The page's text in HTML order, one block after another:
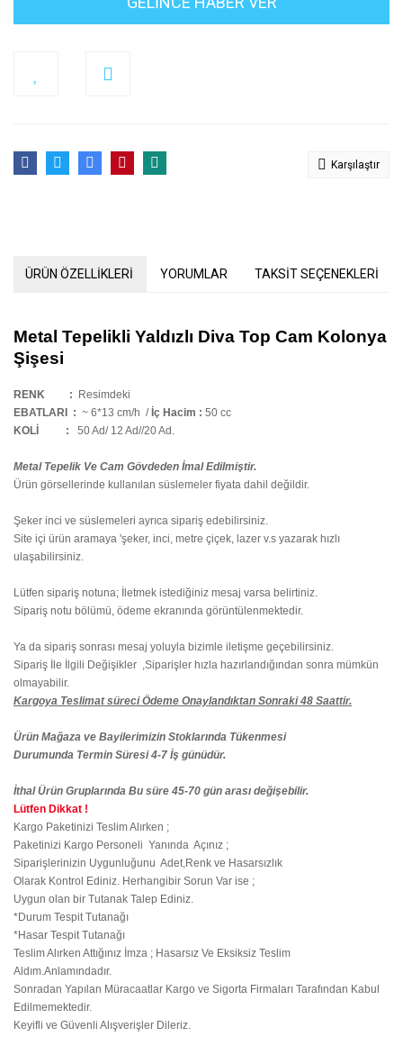
Karşılaştır
ÜRÜN ÖZELLİKLERİ YORUMLAR TAKSİT SEÇENEKLERİ
Metal Tepelikli Yaldızlı Diva Top Cam Kolonya
Şişesi
RENK : Resimdeki
EBATLARI : ~ 6*13 cm/h / İç Hacim : 50 cc
KOLİ
: 50 Ad/ 12 Ad//20 Ad.
Metal Tepelik Ve Cam Gövdeden İmal Edilmiştir.
Ürün görsellerinde kullanılan süslemeler fiyata dahil değildir.
Şeker inci ve süslemeleri ayrıca sipariş edebilirsiniz.
Site içi ürün aramaya 'şeker, inci, metre çiçek, lazer v.s yazarak hızlı
ulaşabilirsiniz.
Lütfen sipariş notuna; İletmek istediğiniz mesaj varsa belirtiniz.
Sipariş notu bölümü, ödeme ekranında görüntülenmektedir.
Ya da sipariş sonrası mesaj yoluyla bizimle iletişme geçebilirsiniz.
Sipariş İle İlgili Değişikler ,Siparişler hızla hazırlandığından sonra mümkün
olmayabilir.
Kargoya Teslimat süreci Ödeme Onaylandıktan Sonraki 48 Saattir.
Ürün Mağaza ve Bayilerimizin Stoklarında Tükenmesi
Durumunda Termin Süresi 4-7 İş günüdür.
İthal Ürün Gruplarında Bu süre 45-70 gün arası değişebilir.
Lütfen Dikkat !
Kargo Paketinizi Teslim Alırken ;
Paketinizi Kargo Personeli Yanında Açınız ;
Siparişlerinizin Uygunluğunu Adet,Renk ve Hasarsızlık
Olarak Kontrol Ediniz. Herhangibir Sorun Var ise ;
Uygun olan bir Tutanak Talep Ediniz.
*Durum Tespit Tutanağı
*Hasar Tespit Tutanağı
Teslim Alırken Attığınız İmza ; Hasarsız Ve Eksiksiz Teslim
Aldım.Anlamındadır.
Sonradan Yapılan Müracaatlar Kargo ve Sigorta Firmaları Tarafından Kabul
Edilmemektedir.
Keyifli ve Güvenli Alışverişler Dileriz.